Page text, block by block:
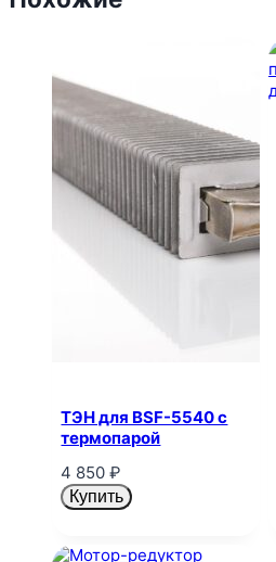
ТЭН для BSF-5540 с
термопарой
4 850₽
Купить